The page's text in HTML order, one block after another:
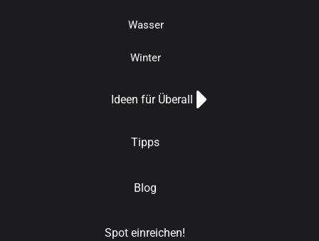
Wasser
Winter
Ideen für Überall
Tipps
Blog
Spot einreichen!